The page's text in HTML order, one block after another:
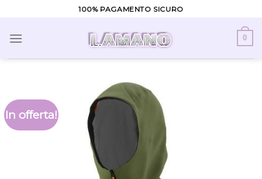
content
100% PAGAMENTO SICURO
0
In offerta!